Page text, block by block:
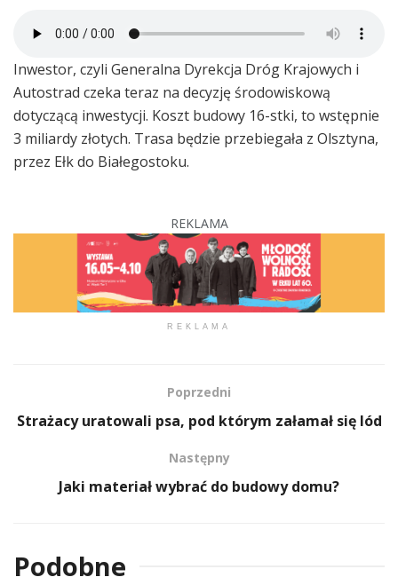
Inwestor, czyli Generalna Dyrekcja Dróg Krajowych i
Autostrad czeka teraz na decyzję środowiskową
dotyczącą inwestycji. Koszt budowy 16-stki, to wstępnie
3 miliardy złotych. Trasa będzie przebiegała z Olsztyna,
przez Ełk do Białegostoku.
REKLAMA
REKLAMA
Poprzedni
Strażacy uratowali psa, pod którym załamał się lód
Następny
Jaki materiał wybrać do budowy domu?
Podobne